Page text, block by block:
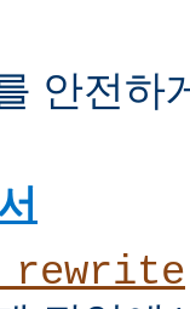
안전하